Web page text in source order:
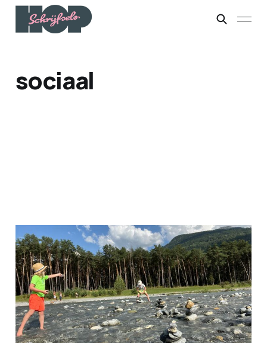
sociaal
Bloemen op zolder
#CampingEditie
14 aug. 20256 min leestijd Members